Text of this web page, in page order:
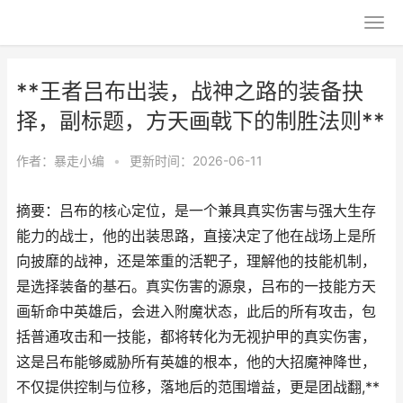
**王者吕布出装，战神之路的装备抉
择，副标题，方天画戟下的制胜法则**
作者： 暴走小编 • 更新时间：2026-06-11
摘要：吕布的核心定位，是一个兼具真实伤害与强大生存
能力的战士，他的出装思路，直接决定了他在战场上是所
向披靡的战神，还是笨重的活靶子，理解他的技能机制，
是选择装备的基石。真实伤害的源泉，吕布的一技能方天
画斩命中英雄后，会进入附魔状态，此后的所有攻击，包
括普通攻击和一技能，都将转化为无视护甲的真实伤害，
这是吕布能够威胁所有英雄的根本，他的大招魔神降世，
不仅提供控制与位移，落地后的范围增益，更是团战翻,**